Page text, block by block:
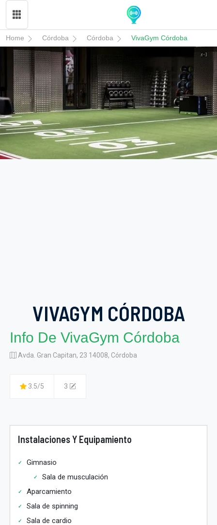
Home Córdoba Córdoba VivaGym Córdoba
VIVAGYM CÓRDOBA
Info De VivaGym Córdoba
Avda. Gran Capitan, 23 14008, Córdoba
3.5/5 3
Instalaciones Y Equipamiento
Gimnasio
Sala de musculación
Aparcamiento
Sala de spinning
Sala de cardio